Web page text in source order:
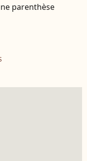
parenthèse